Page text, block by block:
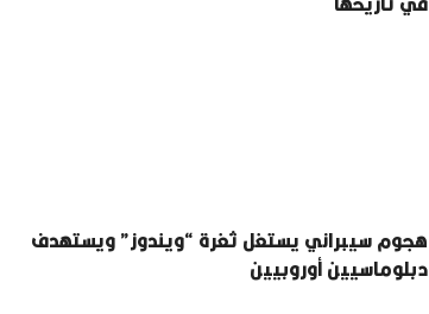
هجوم سيبراني يستغل ثغرة “ويندوز” ويستهدف
دبلوماسيين أوروبيين